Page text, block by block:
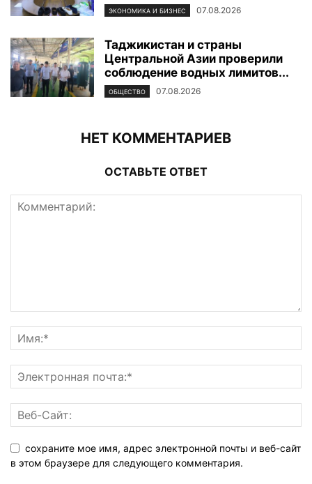
ЭКОНОМИКА И БИЗНЕС 07.08.2026
Таджикистан и страны
Центральной Азии проверили
соблюдение водных лимитов...
ОБЩЕСТВО 07.08.2026
НЕТ КОММЕНТАРИЕВ
ОСТАВЬТЕ ОТВЕТ
сохраните мое имя, адрес электронной почты и веб-сайт
в этом браузере для следующего комментария.